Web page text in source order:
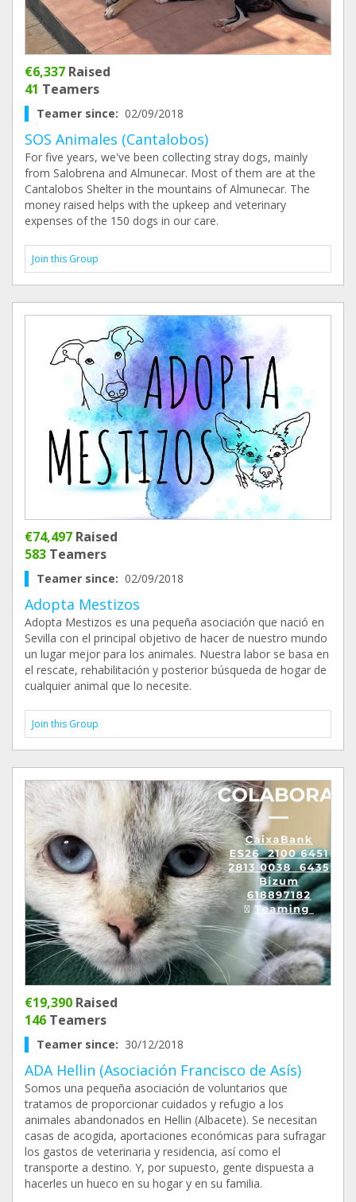
€6,337 Raised
41 Teamers
Teamer since: 02/09/2018
SOS Animales (Cantalobos)
For five years, we've been collecting stray dogs, mainly
from Salobrena and Almunecar. Most of them are at the
Cantalobos Shelter in the mountains of Almunecar. The
money raised helps with the upkeep and veterinary
expenses of the 150 dogs in our care.
Join this Group
€74,497 Raised
583 Teamers
Teamer since: 02/09/2018
Adopta Mestizos
Adopta Mestizos es una pequeña asociación que nació en
Sevilla con el principal objetivo de hacer de nuestro mundo
un lugar mejor para los animales. Nuestra labor se basa en
el rescate, rehabilitación y posterior búsqueda de hogar de
cualquier animal que lo necesite.
Join this Group
€19,390 Raised
146 Teamers
Teamer since: 30/12/2018
ADA Hellin (Asociación Francisco de Asís)
Somos una pequeña asociación de voluntarios que
tratamos de proporcionar cuidados y refugio a los
animales abandonados en Hellin (Albacete). Se necesitan
casas de acogida, aportaciones económicas para sufragar
los gastos de veterinaria y residencia, así como el
transporte a destino. Y, por supuesto, gente dispuesta a
hacerles un hueco en su hogar y en su familia.